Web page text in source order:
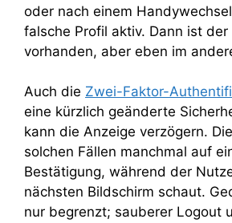
oder nach einem
falsche Profil aktiv. Dann ist
vorhanden, aber eben im
Auch die Zwei-Faktor-
eine kürzlich geänderte
kann die Anzeige verzögern.
solchen Fällen manchmal auf
Bestätigung, während der
nächsten Bildschirm schaut.
nur begrenzt; sauberer Logout